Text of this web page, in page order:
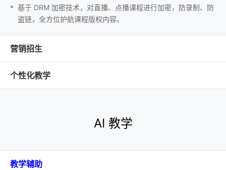
基于 DRM 加密技术，对直播、点播课程进行加密，防录制、防
盗链，全方位护航课程版权内容。
营销招生
个性化教学
AI 教学
教学辅助